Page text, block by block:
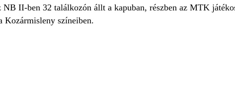
II-ben 32 találkozón állt a kapuban, részben az MTK
Kozármisleny színeiben.